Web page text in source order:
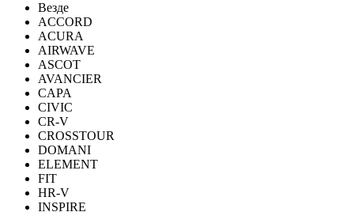
Везде
ACCORD
ACURA
AIRWAVE
ASCOT
AVANCIER
CAPA
CIVIC
CR-V
CROSSTOUR
DOMANI
ELEMENT
FIT
HR-V
INSPIRE